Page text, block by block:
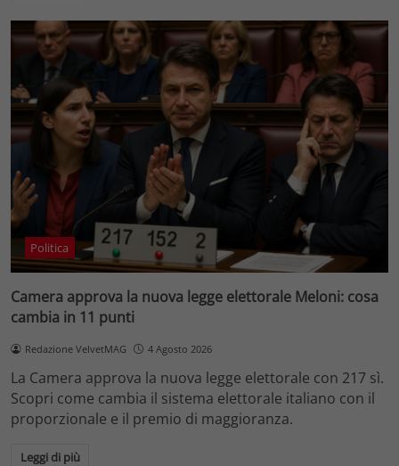
Politica
Camera approva la nuova legge elettorale Meloni: cosa
cambia in 11 punti
Redazione VelvetMAG 4 Agosto 2026
La Camera approva la nuova legge elettorale con 217 sì.
Scopri come cambia il sistema elettorale italiano con il
proporzionale e il premio di maggioranza.
Leggi di più